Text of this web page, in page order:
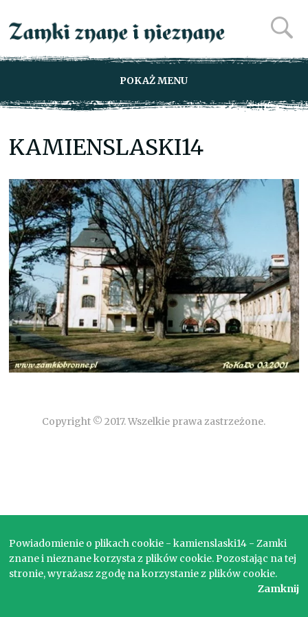
POKAŻ MENU
KAMIENSLASKI14
Copyright © 2017. Wszelkie prawa zastrzeżone.
Powiadomienie o plikach cookie - kamienslaski14 - Zamki
znane i nieznane korzysta z plików cookie. Pozostając na tej
stronie, wyrażasz zgodę na korzystanie z plików cookie.
Zamknij